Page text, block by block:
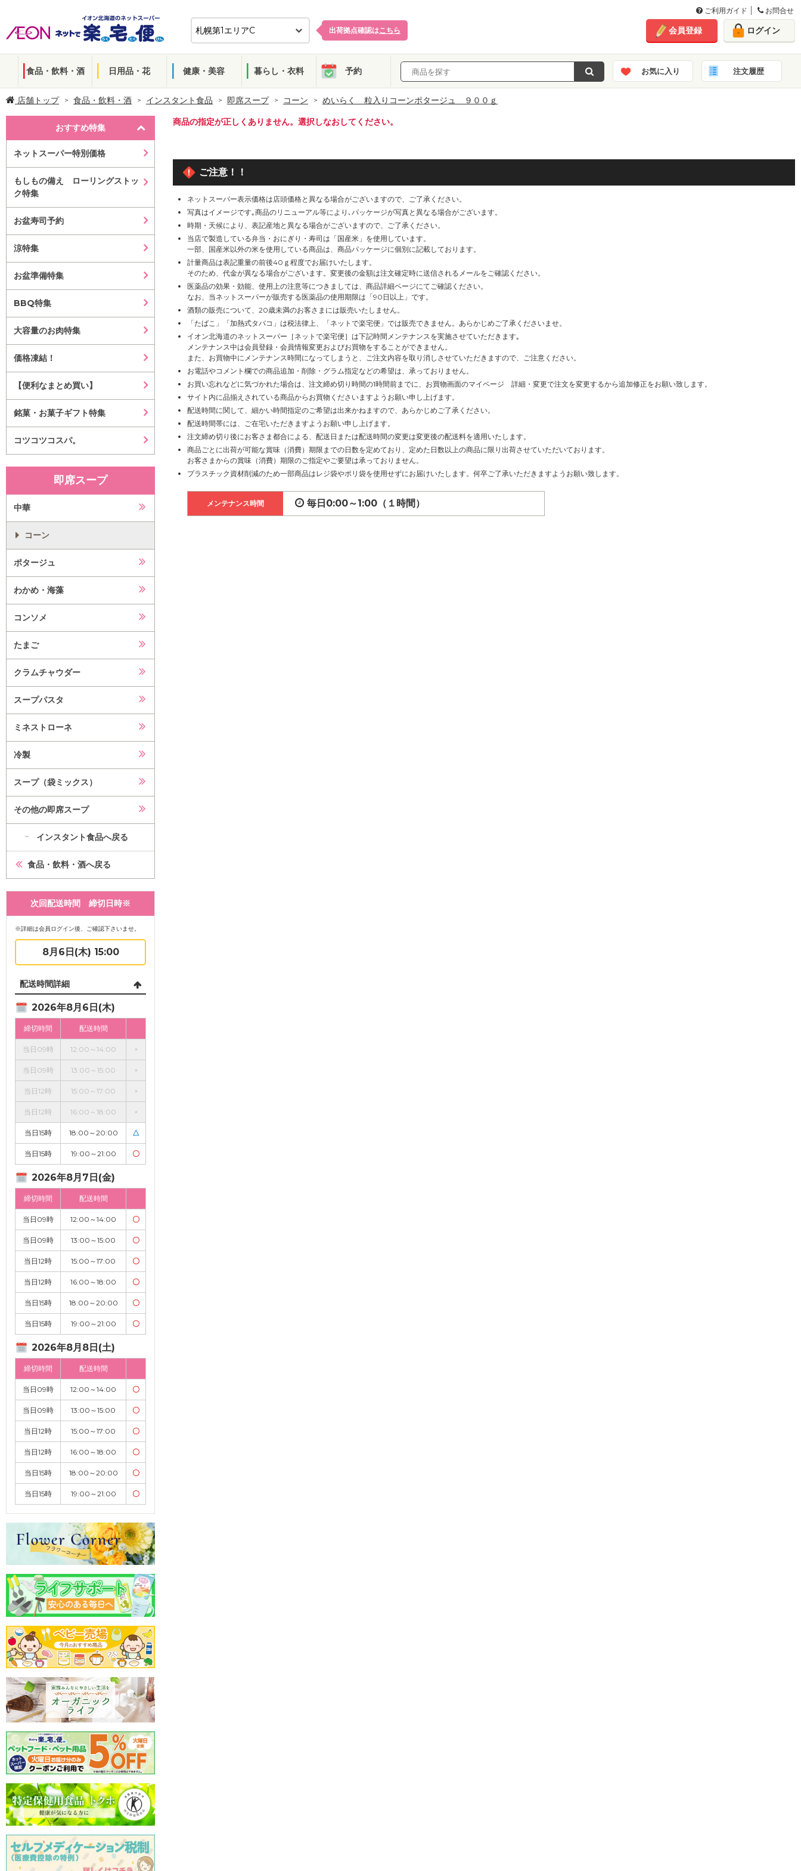
ご利用ガイド お問合せ
出荷拠点確認はこちら 会員登録 ログイン
食品・飲料・酒 日用品・花 健康・美容 暮らし・衣料 予約 お気に入り 注文履歴
店舗トップ 食品・飲料・酒 インスタント食品 即席スープ コーン めいらく 粒入りコーンポタージュ ９００ｇ
おすすめ特集
ネットスーパー特別価格
もしもの備え ローリングストッ
ク特集
お盆寿司予約
涼特集
お盆準備特集
BBQ特集
大容量のお肉特集
価格凍結！
【便利なまとめ買い】
銘菓・お菓子ギフト特集
コツコツコスパ。
即席スープ
中華
コーン
ポタージュ
わかめ・海藻
コンソメ
たまご
クラムチャウダー
スープパスタ
ミネストローネ
冷製
スープ（袋ミックス）
その他の即席スープ
インスタント食品へ戻る
食品・飲料・酒へ戻る
次回配送時間 締切日時※
※詳細は会員ログイン後、ご確認下さいませ。
8月6日(木) 15:00
配送時間詳細
2026年8月6日(木)
締切時間 配送時間
当日09時 12:00～14:00 ×
当日09時 13:00～15:00 ×
当日12時 15:00～17:00 ×
当日12時 16:00～18:00 ×
当日15時 18:00～20:00 △
当日15時 19:00～21:00 〇
2026年8月7日(金)
締切時間 配送時間
当日09時 12:00～14:00 〇
当日09時 13:00～15:00 〇
当日12時 15:00～17:00 〇
当日12時 16:00～18:00 〇
当日15時 18:00～20:00 〇
当日15時 19:00～21:00 〇
2026年8月8日(土)
締切時間 配送時間
当日09時 12:00～14:00 〇
当日09時 13:00～15:00 〇
当日12時 15:00～17:00 〇
当日12時 16:00～18:00 〇
当日15時 18:00～20:00 〇
当日15時 19:00～21:00 〇
商品の指定が正しくありません。選択しなおしてください。
ご注意！！
ネットスーパー表示価格は店頭価格と異なる場合がございますので、ご了承ください。
写真はイメージです｡商品のリニューアル等により､パッケージが写真と異なる場合がございます。
時期・天候により、表記産地と異なる場合がございますので、ご了承ください。
当店で製造している弁当・おにぎり・寿司は「国産米」を使用しています。
一部、国産米以外の米を使用している商品は、商品パッケージに個別に記載しております。
計量商品は表記重量の前後40ｇ程度でお届けいたします。
そのため、代金が異なる場合がございます。変更後の金額は注文確定時に送信されるメールをご確認ください。
医薬品の効果・効能、使用上の注意等につきましては、商品詳細ページにてご確認ください。
なお、当ネットスーパーが販売する医薬品の使用期限は「90日以上」です。
酒類の販売について、20歳未満のお客さまには販売いたしません。
「たばこ」「加熱式タバコ」は税法律上、「ネットで楽宅便」では販売できません。あらかじめご了承くださいませ。
イオン北海道のネットスーパー［ネットで楽宅便］は下記時間メンテナンスを実施させていただきます｡
メンテナンス中は会員登録・会員情報変更およびお買物をすることができません。
また、お買物中にメンテナンス時間になってしまうと、ご注文内容を取り消しさせていただきますので、ご注意ください。
お電話やコメント欄での商品追加・削除・グラム指定などの希望は、承っておりません。
お買い忘れなどに気づかれた場合は、注文締め切り時間の1時間前までに、お買物画面のマイページ 詳細・変更で注文を変更するから追加修正をお願い致します。
サイト内に品揃えされている商品からお買物くださいますようお願い申し上げます。
配送時間に関して、細かい時間指定のご希望は出来かねますので、あらかじめご了承ください。
配送時間帯には、ご在宅いただきますようお願い申し上げます。
注文締め切り後にお客さま都合による、配送日または配送時間の変更は変更後の配送料を適用いたします。
商品ごとに出荷が可能な賞味（消費）期限までの日数を定めており、定めた日数以上の商品に限り出荷させていただいております。
お客さまからの賞味（消費）期限のご指定やご要望は承っておりません。
プラスチック資材削減のため一部商品はレジ袋やポリ袋を使用せずにお届けいたします。何卒ご了承いただきますようお願い致します。
メンテナンス時間 毎日0:00～1:00（１時間）